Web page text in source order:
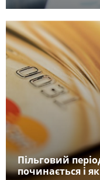
Пільговий
починається і